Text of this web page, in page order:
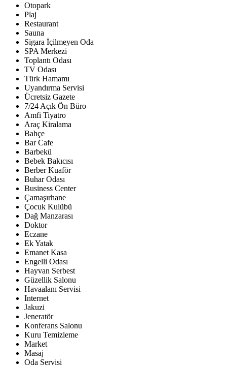
Otopark
Plaj
Restaurant
Sauna
Sigara İçilmeyen Oda
SPA Merkezi
Toplantı Odası
TV Odası
Türk Hamamı
Uyandırma Servisi
Ücretsiz Gazete
7/24 Açık Ön Büro
Amfi Tiyatro
Araç Kiralama
Bahçe
Bar Cafe
Barbekü
Bebek Bakıcısı
Berber Kuaför
Buhar Odası
Business Center
Çamaşırhane
Çocuk Kulübü
Dağ Manzarası
Doktor
Eczane
Ek Yatak
Emanet Kasa
Engelli Odası
Hayvan Serbest
Güzellik Salonu
Havaalanı Servisi
Internet
Jakuzi
Jeneratör
Konferans Salonu
Kuru Temizleme
Market
Masaj
Oda Servisi